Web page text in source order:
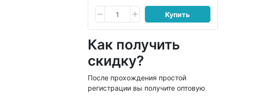
Купить
Как получить
скидку?
После прохождения простой
регистрации вы получите оптовую